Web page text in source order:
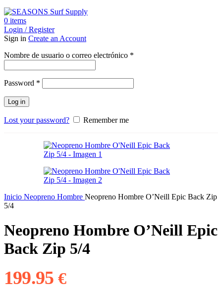
0 items
Login / Register
Sign in Create an Account
Nombre de usuario o correo electrónico *
Password *
Log in
Lost your password? Remember me
Inicio Neopreno Hombre Neopreno Hombre O’Neill Epic Back Zip
5/4
Neopreno Hombre O’Neill Epic
Back Zip 5/4
199.95€